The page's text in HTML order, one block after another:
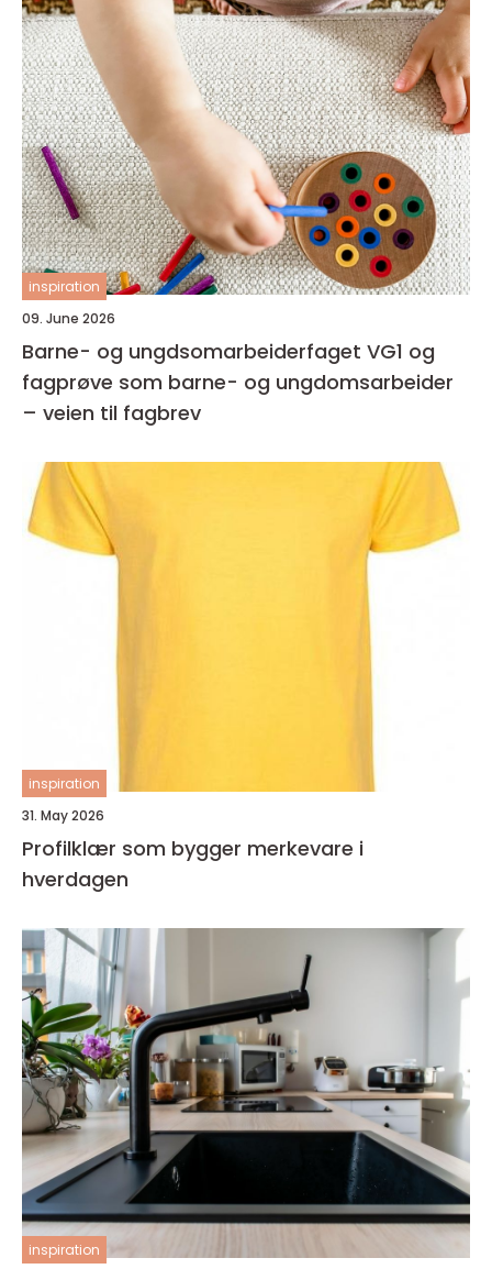
inspiration
09. June 2026
Barne- og ungdsomarbeiderfaget VG1 og
fagprøve som barne- og ungdomsarbeider
– veien til fagbrev
inspiration
31. May 2026
Profilklær som bygger merkevare i
hverdagen
inspiration